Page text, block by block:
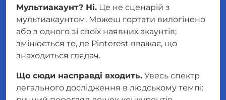
Мультиакаунт? Ні. Це не сценарій з
мультиакаунтом. Можеш гортати вилогінено
або з одного зі своїх наявних акаунтів;
змінюється те, де Pinterest вважає, що
знаходиться глядач.
Що сюди насправді входить. Увесь спектр
легального дослідження в людському темпі: